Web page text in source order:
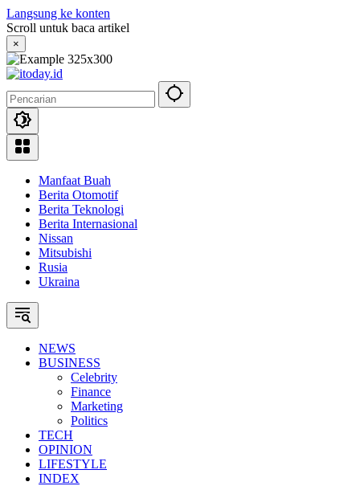
Langsung ke konten
Scroll untuk baca artikel
×
Manfaat Buah
Berita Otomotif
Berita Teknologi
Berita Internasional
Nissan
Mitsubishi
Rusia
Ukraina
NEWS
BUSINESS
Celebrity
Finance
Marketing
Politics
TECH
OPINION
LIFESTYLE
INDEX